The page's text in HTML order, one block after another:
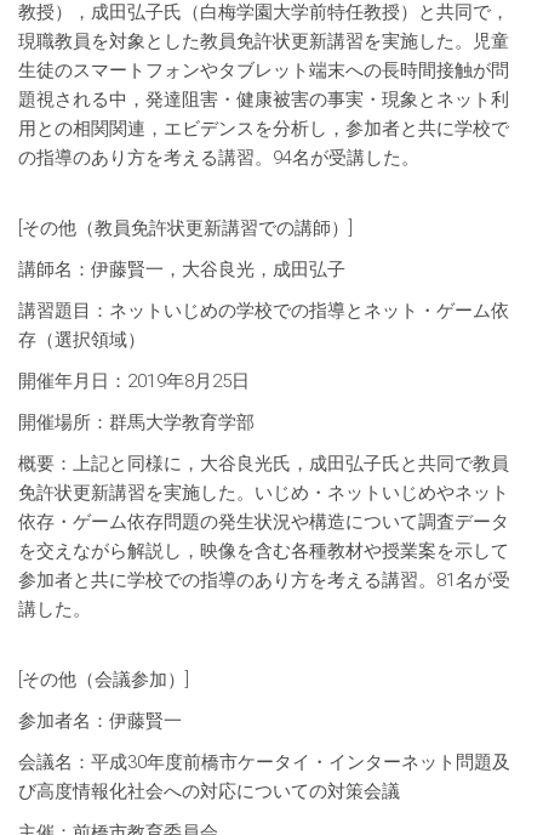
教授），成田弘子氏（白梅学園大学前特任教授）と共同で，
現職教員を対象とした教員免許状更新講習を実施した。児童
生徒のスマートフォンやタブレット端末への長時間接触が問
題視される中，発達阻害・健康被害の事実・現象とネット利
用との相関関連，エビデンスを分析し，参加者と共に学校で
の指導のあり方を考える講習。94名が受講した。
[その他（教員免許状更新講習での講師）]
講師名：伊藤賢一，大谷良光，成田弘子
講習題目：ネットいじめの学校での指導とネット・ゲーム依
存（選択領域）
開催年月日：2019年8月25日
開催場所：群馬大学教育学部
概要：上記と同様に，大谷良光氏，成田弘子氏と共同で教員
免許状更新講習を実施した。いじめ・ネットいじめやネット
依存・ゲーム依存問題の発生状況や構造について調査データ
を交えながら解説し，映像を含む各種教材や授業案を示して
参加者と共に学校での指導のあり方を考える講習。81名が受
講した。
[その他（会議参加）]
参加者名：伊藤賢一
会議名：平成30年度前橋市ケータイ・インターネット問題及
び高度情報化社会への対応についての対策会議